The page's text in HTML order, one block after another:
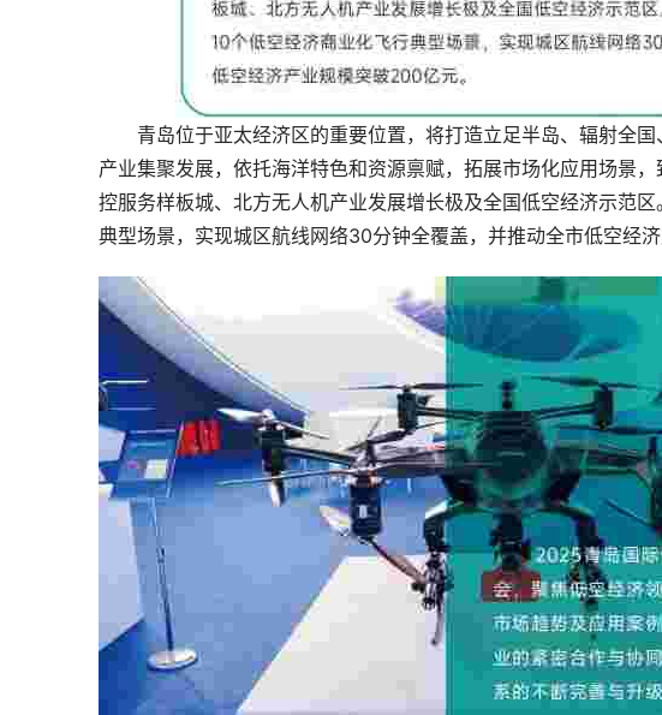
青岛位于亚太经济区的重要位置，将打造立足半岛、辐射全
产业集聚发展，依托海洋特色和资源禀赋，拓展市场化应用场景
控服务样板城、北方无人机产业发展增长极及全国低空经济示范
典型场景，实现城区航线网络30分钟全覆盖，并推动全市低空经